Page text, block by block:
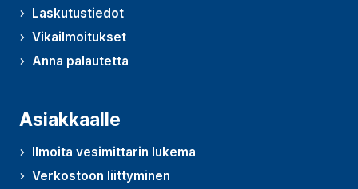
Laskutustiedot
Vikailmoitukset
Anna palautetta
(Avautuu uudessa ikkunassa)
Asiakkaalle
Ilmoita vesimittarin lukema
Verkostoon liittyminen